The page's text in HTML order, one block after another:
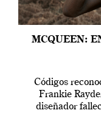
MCQUEEN:
Códigos
Frankie
diseñador